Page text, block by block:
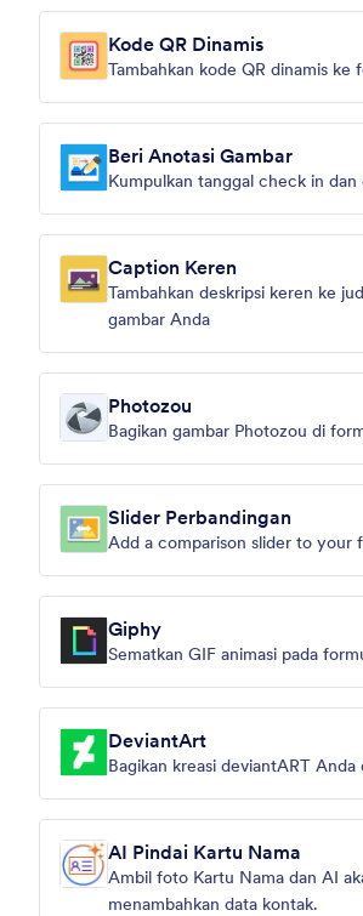
Kode QR Dinamis
Tambahkan kode QR dinamis ke
Beri Anotasi Gambar
Kumpulkan tanggal check in
Caption Keren
Tambahkan deskripsi keren ke
gambar Anda
Photozou
Bagikan gambar Photozou di
Slider Perbandingan
Add a comparison slider to your
Giphy
Sematkan GIF animasi pada
DeviantArt
Bagikan kreasi deviantART
AI Pindai Kartu Nama
Ambil foto Kartu Nama dan AI
menambahkan data kontak.